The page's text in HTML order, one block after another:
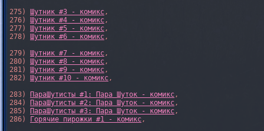
275) Шутник #3 - комикс,
276) Шутник #4 - комикс,
277) Шутник #5 - комикс,
278) Шутник #6 - комикс,
279) Шутник #7 - комикс,
280) Шутник #8 - комикс,
281) Шутник #9 - комикс,
282) Шутник #10 - комикс,
283)
ПараШутисты #1: Пара Шуток - комикс,
284)
ПараШутисты #2: Пара Шуток - комикс,
285)
ПараШутисты #3: Пара Шуток - комикс,
286)
Горячие пирожки #1 - комикс,